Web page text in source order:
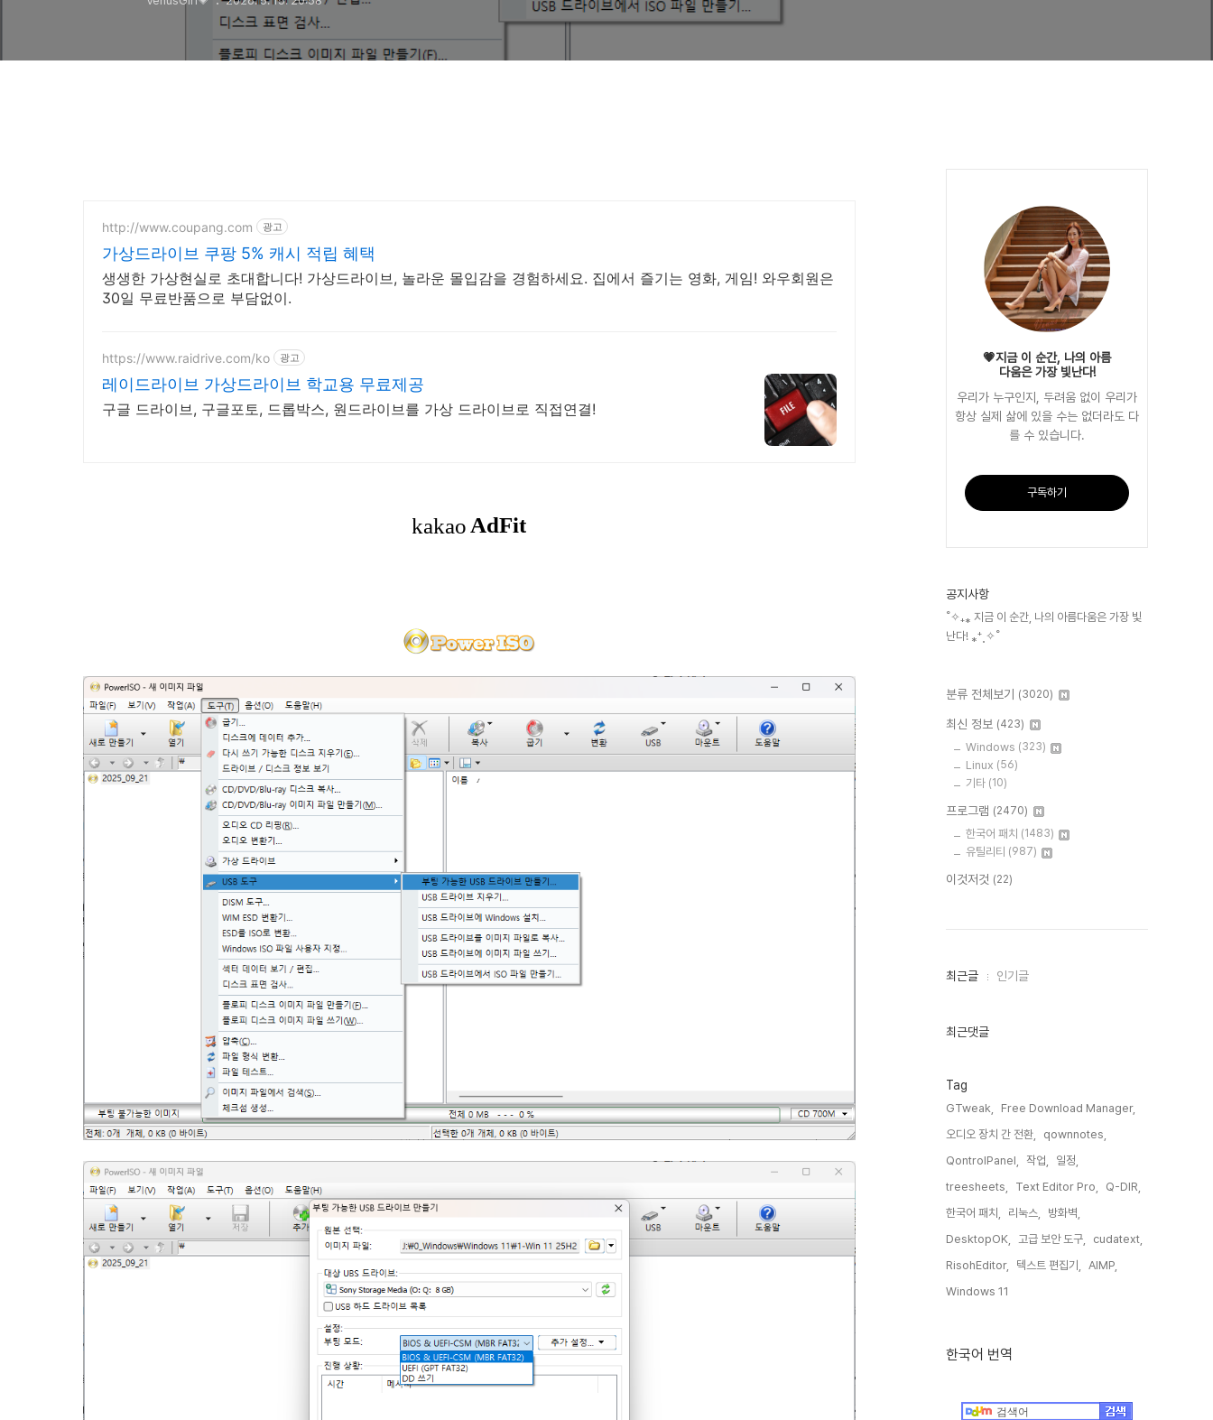
http://www.coupang.com 광고
가상드라이브 쿠팡 5% 캐시 적립 혜택
생생한 가상현실로 초대합니다! 가상드라이브, 놀라운 몰입감을 경험하세요. 집에서 즐기는 영화, 게임! 와우회원은
30일 무료반품으로 부담없이.
https://www.raidrive.com/ko 광고
레이드라이브 가상드라이브 학교용 무료제공
구글 드라이브, 구글포토, 드롭박스, 원드라이브를 가상 드라이브로 직접연결!
💗지금 이 순간, 나의 아름
다움은 가장 빛난다!
우리가 누구인지, 두려움 없이 우리가
항상 실제 삶에 있을 수는 없더라도 다
를 수 있습니다.
구독하기
공지사항
˚✧₊⁎ 지금 이 순간, 나의 아름다움은 가장 빛
난다! ⁎⁺˳✧˚
분류 전체보기 (3020)
최신 정보 (423)
Windows (323)
Linux (56)
기타 (10)
프로그램 (2470)
한국어 패치 (1483)
유틸리티 (987)
이것저것 (22)
최
인
최근글 인기글
최근댓글
Tag
GTweak,
Free Download Manager,
오디오 장치 간 전환,
qownnotes,
QontrolPanel,
작업,
일정,
treesheets,
Text Editor Pro,
Q-DIR,
한국어 패치,
리눅스,
방화벽,
DesktopOK,
고급 보안 도구,
cudatext,
RisohEditor,
텍스트 편집기,
AIMP,
Windows 11,
한국어 번역